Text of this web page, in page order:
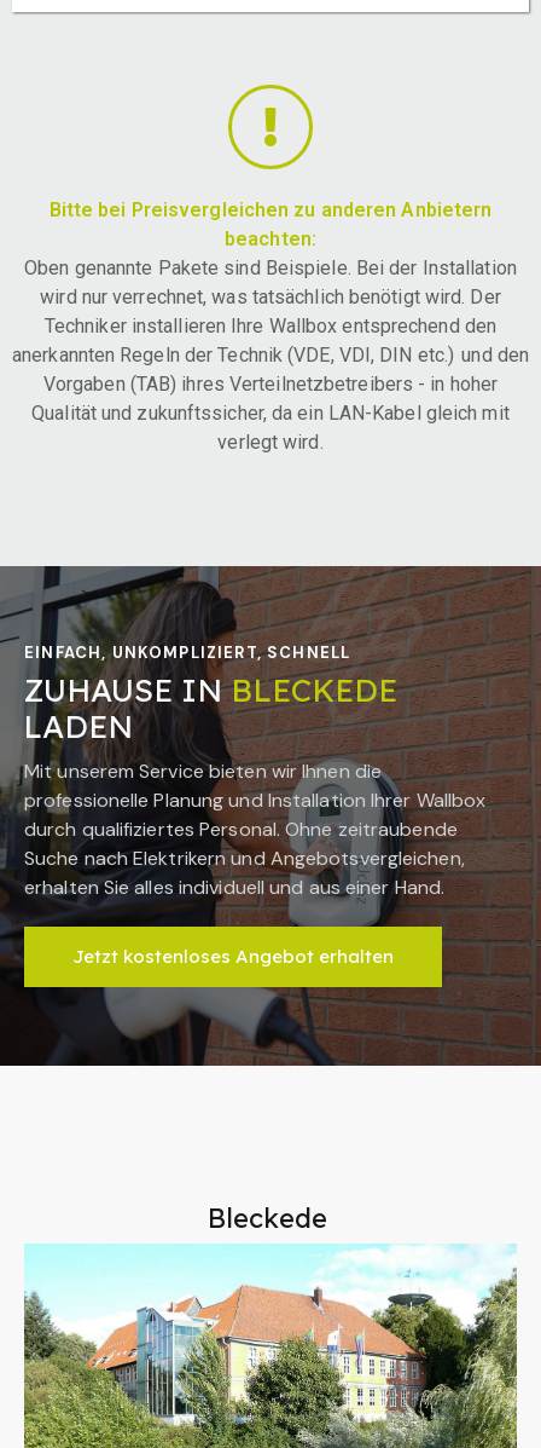
Bitte bei Preisvergleichen zu anderen Anbietern
beachten:
Oben genannte Pakete sind Beispiele. Bei der Installation
wird nur verrechnet, was tatsächlich benötigt wird. Der
Techniker installieren Ihre Wallbox entsprechend den
anerkannten Regeln der Technik (VDE, VDI, DIN etc.) und den
Vorgaben (TAB) ihres Verteilnetzbetreibers - in hoher
Qualität und zukunftssicher, da ein LAN-Kabel gleich mit
verlegt wird.
EINFACH, UNKOMPLIZIERT, SCHNELL
ZUHAUSE INBLECKEDE
LADEN
Mit unserem Service bieten wir Ihnen die
professionelle Planung und Installation Ihrer Wallbox
durch qualifiziertes Personal. Ohne zeitraubende
Suche nach Elektrikern und Angebotsvergleichen,
erhalten Sie alles individuell und aus einer Hand.
Jetzt kostenloses Angebot erhalten
Bleckede